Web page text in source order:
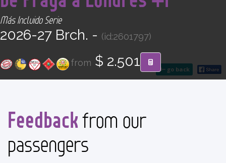
CONTACT
Find your Tour
go back
Más Incluido Serie
2026-27 Brch. - (id:2601797)
from $ 2.501
Feedbackfrom our
passengers